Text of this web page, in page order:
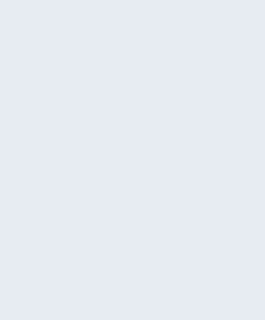
nicht schlecht
5 Mythen im